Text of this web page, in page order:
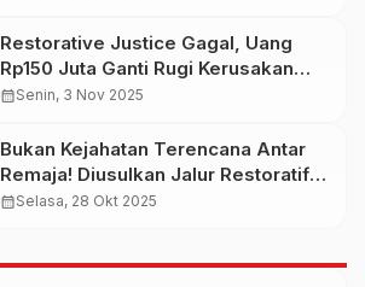
Restorative Justice Gagal, Uang
Rp150 Juta Ganti Rugi Kerusakan
Properti 1 Juta Raib, WNA Spanyol
calendar_monthSenin, 3 Nov 2025
Bukan Kejahatan Terencana Antar
Remaja! Diusulkan Jalur Restoratif
Justice, Aparat Diminta Bijak
calendar_monthSelasa, 28 Okt 2025